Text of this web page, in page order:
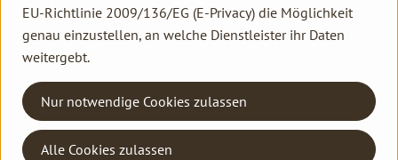
Einladung zur Hofführung
8.7.2026 Im Rahmen der Aktionswoche 'Regional essen!
Mach mit!' des Ernährungsrats im Rhein-Kreis Neuss
EU-Richtlinie 2009/136/EG (E-Privacy) die Möglichkeit
genau einzustellen, an welche Dienstleister ihr Daten
weitergebt.
Nur notwendige Cookies zulassen
Alle Cookies zulassen